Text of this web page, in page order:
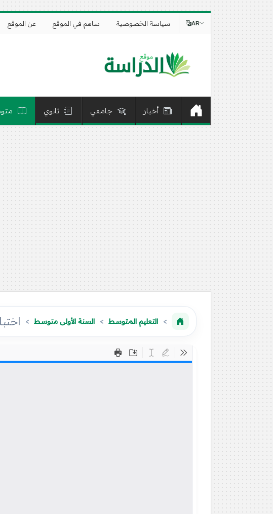
سياسة الخصوصية ساهم في الموقع عن الموقع AR
أخبار جامعي ثانوي
التعليم المتوسط السنة الأولى متوسط